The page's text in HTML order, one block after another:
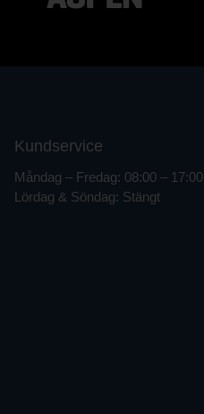
Kundservice
Måndag – Fredag: 08:00 – 17:00
Lördag & Söndag: Stängt